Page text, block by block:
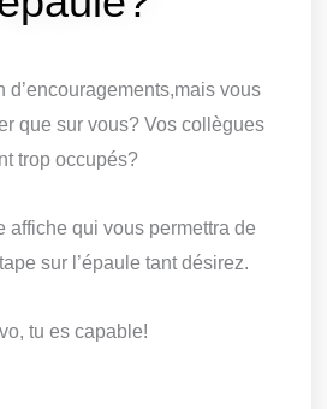
d’encouragements,mais vous
que sur vous? Vos collègues
trop occupés?
affiche qui vous permettra de
sur l’épaule tant désirez.
tu es capable!